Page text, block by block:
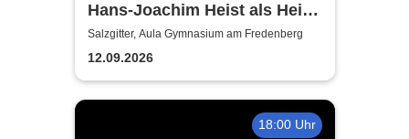
Hans-Joachim Heist als Heinz
Erhard - Noch'n Gedicht
Salzgitter, Aula Gymnasium am Fredenberg
12.09.2026
18:00 Uhr